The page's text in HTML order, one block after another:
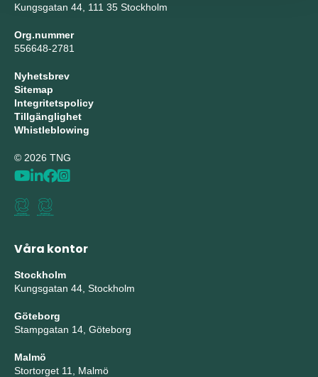
Kungsgatan 44, 111 35 Stockholm
Org.nummer
556648-2781
Nyhetsbrev
Sitemap
Integritetspolicy
Tillgänglighet
Whistleblowing
© 2026 TNG
Våra kontor
Stockholm
Kungsgatan 44, Stockholm
Göteborg
Stampgatan 14, Göteborg
Malmö
Stortorget 11, Malmö